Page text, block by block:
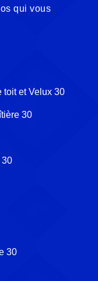
qui vous
toit et Velux 30
30
30
30